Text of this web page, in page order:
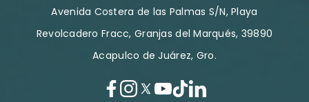
Avenida Costera de las Palmas S/N, Playa
Revolcadero Fracc, Granjas del Marqués, 39890
Acapulco de Juárez, Gro.